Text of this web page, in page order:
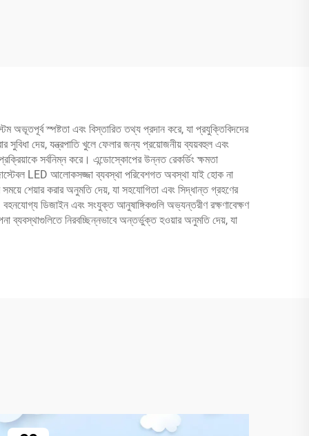
অভূতপূর্ব স্পষ্টতা এবং বিস্তারিত তথ্য প্রদান করে, যা প্রযুক্তিবিদদের
সুবিধা দেয়, যন্ত্রপাতি খুলে ফেলার জন্য প্রয়োজনীয় ব্যয়বহুল এবং
সর্বনিম্ন করে। এন্ডোস্কোপের উন্নত রেকর্ডিং ক্ষমতা
LED আলোকসজ্জা ব্যবস্থা পরিবেশগত অবস্থা যাই হোক না
সময়ে শেয়ার করার অনুমতি দেয়, যা সহযোগিতা এবং সিদ্ধান্ত গ্রহণের
বহনযোগ্য ডিজাইন এবং সংযুক্ত আনুষাঙ্গিকগুলি অভ্যন্তরীণ রক্ষণাবেক্ষণ
ব্যবস্থাগুলিতে নিরবচ্ছিন্নভাবে অন্তর্ভুক্ত হওয়ার অনুমতি দেয়, যা